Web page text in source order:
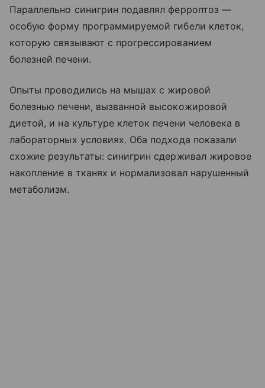
Параллельно синигрин подавлял ферроптоз —
особую форму программируемой гибели клеток,
которую связывают с прогрессированием
болезней печени.
Опыты проводились на мышах с жировой
болезнью печени, вызванной высокожировой
диетой, и на культуре клеток печени человека в
лабораторных условиях. Оба подхода показали
схожие результаты: синигрин сдерживал жировое
накопление в тканях и нормализовал нарушенный
метаболизм.